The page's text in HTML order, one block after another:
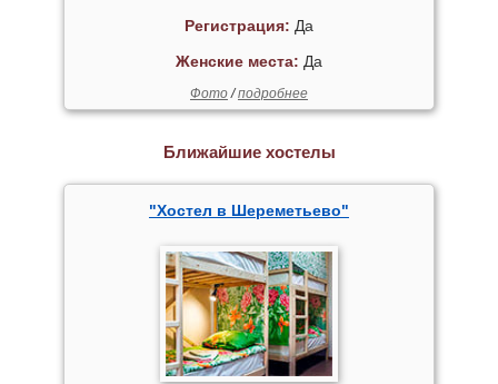
Регистрация: Да
Женские места: Да
Фото/подробнее
Ближайшие хостелы
"Хостел в Шереметьево"